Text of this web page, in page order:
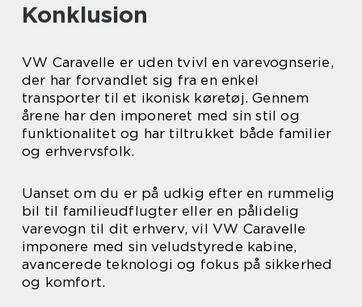
Konklusion
VW Caravelle er uden tvivl en varevognserie,
der har forvandlet sig fra en enkel
transporter til et ikonisk køretøj. Gennem
årene har den imponeret med sin stil og
funktionalitet og har tiltrukket både familier
og erhvervsfolk.
Uanset om du er på udkig efter en rummelig
bil til familieudflugter eller en pålidelig
varevogn til dit erhverv, vil VW Caravelle
imponere med sin veludstyrede kabine,
avancerede teknologi og fokus på sikkerhed
og komfort.